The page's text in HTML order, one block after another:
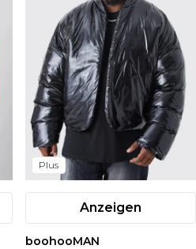
Plus
Anzeigen
boohooMAN